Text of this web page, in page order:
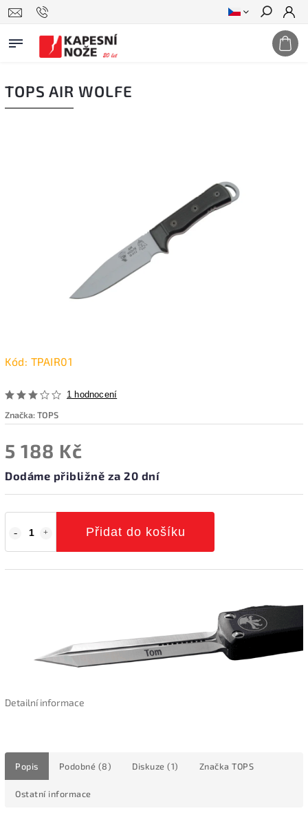
Hledat
TOPS AIR WOLFE
Kód: TPAIR01
1 hodnocení
Značka:TOPS
5 188 Kč
Dodáme přibližně za 20 dní
Přidat do košíku
Detailní informace
Popis Podobné (8) Diskuze (1) Značka TOPS
Ostatní informace